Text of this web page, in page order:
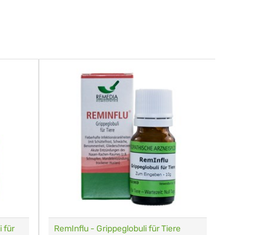
für
RemInflu - Grippeglobuli für Tiere